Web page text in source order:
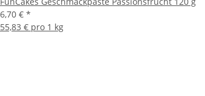
6,70 € *
55,83 € pro 1 kg